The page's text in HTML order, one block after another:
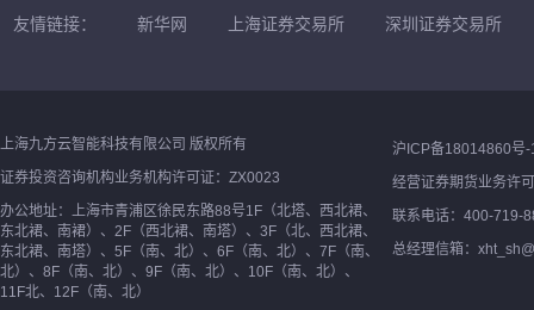
友情链接： 新华网 上海证券交易所 深圳证券交易所
上海九方云智能科技有限公司 版权所有
证券投资咨询机构业务机构许可证：ZX0023
办公地址：上海市青浦区徐民东路88号1F（北塔、西北裙、
东北裙、南裙）、2F（西北裙、南塔）、3F（北、西北裙、
东北裙、南塔）、5F（南、北）、6F（南、北）、7F（南、
北）、8F（南、北）、9F（南、北）、10F（南、北）、
11F北、12F（南、北）
沪ICP备18014860号-
经营证券期货业务许
联系电话：400-719-
总经理信箱：